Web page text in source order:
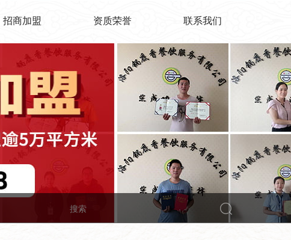
招商加盟 资质荣誉 联系我们